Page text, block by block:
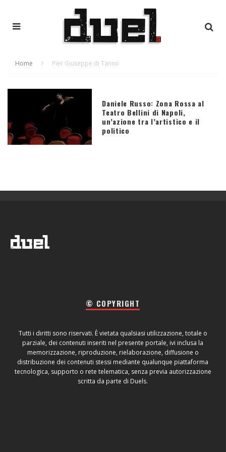
Home Pier Giuseppe di Tanno
Daniele Russo: Zona Rossa al
Teatro Bellini di Napoli,
un’azione tra l’artistico e il
politico
© COPYRIGHT
Tutti i diritti sono riservati. È vietata qualsiasi utilizzazione, totale o
parziale, dei contenuti inseriti nel presente portale, ivi inclusa la
memorizzazione, riproduzione, rielaborazione, diffusione o
distribuzione dei contenuti stessi mediante qualunque piattaforma
tecnologica, supporto o rete telematica, senza previa autorizzazione
scritta da parte di Duels.